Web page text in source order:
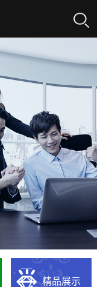
精品展示